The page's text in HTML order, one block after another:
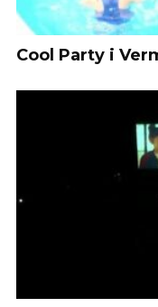
Cool Party i